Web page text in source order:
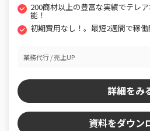
200商材以上の豊富な実績でテレ
能！
初期費用なし！。最短2週間で稼
業務代行 売上UP
詳細をみ
資料をダウン